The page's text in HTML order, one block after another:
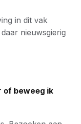
in dit vak
nieuwsgierig
of beweeg ik